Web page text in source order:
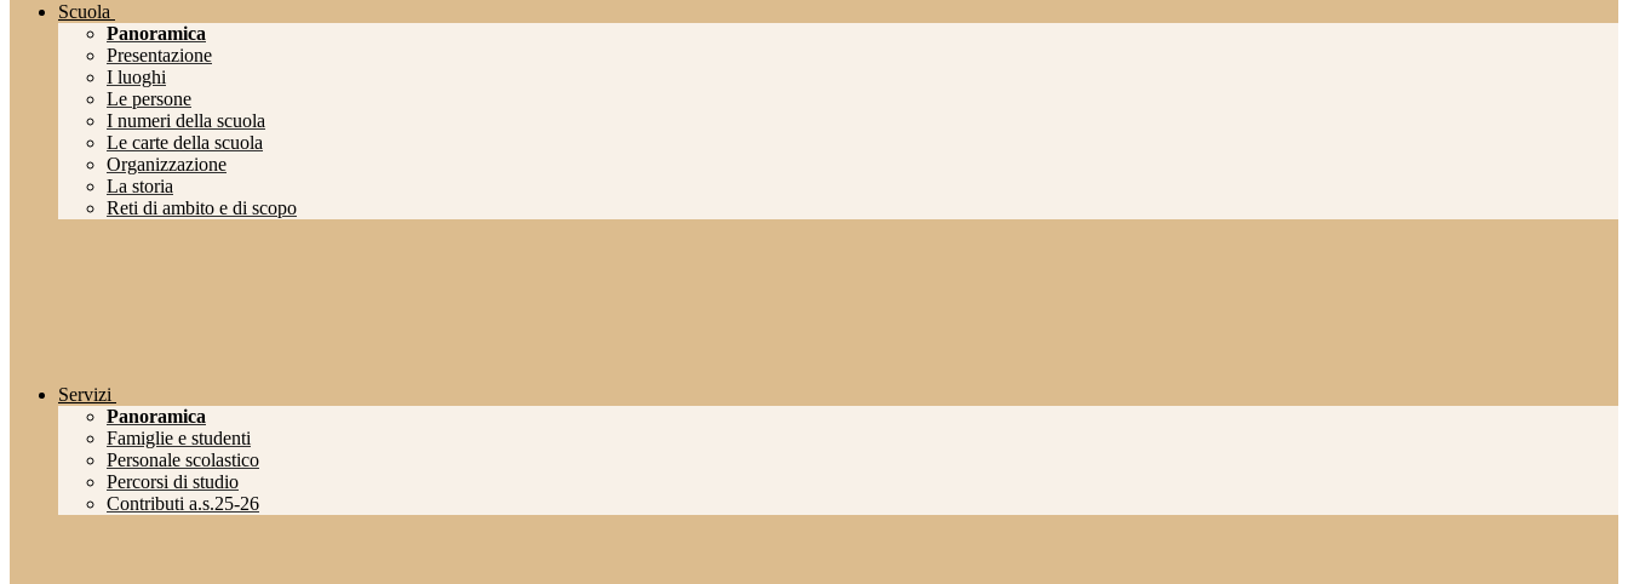
Scuola
Panoramica
Presentazione
I luoghi
Le persone
I numeri della scuola
Le carte della scuola
Organizzazione
La storia
Reti di ambito e di scopo
Servizi
Panoramica
Famiglie e studenti
Personale scolastico
Percorsi di studio
Contributi a.s.25-26